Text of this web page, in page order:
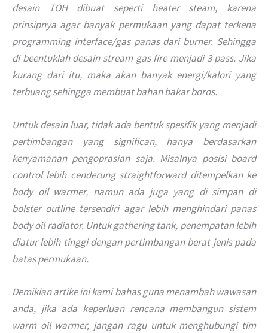
desain TOH dibuat seperti heater steam, karena
prinsipnya agar banyak permukaan yang dapat terkena
programming interface/gas panas dari burner. Sehingga
di beentuklah desain stream gas fire menjadi 3 pass. Jika
kurang dari itu, maka akan banyak energi/kalori yang
terbuang sehingga membuat bahan bakar boros.
Untuk desain luar, tidak ada bentuk spesifik yang menjadi
pertimbangan yang significan, hanya berdasarkan
kenyamanan pengoprasian saja. Misalnya posisi board
control lebih cenderung straightforward ditempelkan ke
body oil warmer, namun ada juga yang di simpan di
bolster outline tersendiri agar lebih menghindari panas
body oil radiator. Untuk gathering tank, penempatan lebih
diatur lebih tinggi dengan pertimbangan berat jenis pada
batas permukaan.
Demikian artike ini kami bahas guna menambah wawasan
anda, jika ada keperluan rencana membangun sistem
warm oil warmer, jangan ragu untuk menghubungi tim